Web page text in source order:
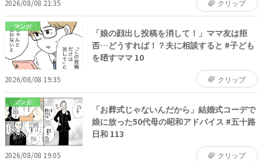
2026/08/08 21:35 クリップ
マンガ
「娘の顔出し投稿を消して！」ママ友は拒
否…どうすれば！？夫に相談すると #子ども
を晒すママ 10
2026/08/08 19:35 クリップ
マンガ
「お葬式じゃないんだから」結婚式コーデで
娘に放った50代母の昭和アドバイス #五十路
日和 113
2026/08/08 19:05 クリップ